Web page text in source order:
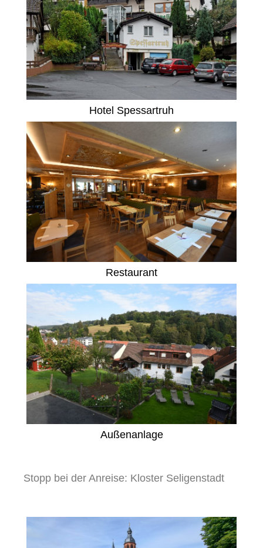
Hotel Spessartruh
Restaurant
Außenanlage
Stopp bei der Anreise: Kloster Seligenstadt